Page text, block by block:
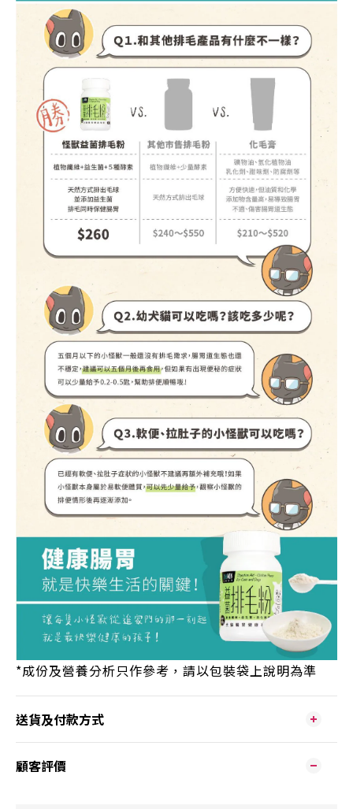
*成份及營養分析只作參考，請以包裝袋上說明為準
送貨及付款方式
顧客評價